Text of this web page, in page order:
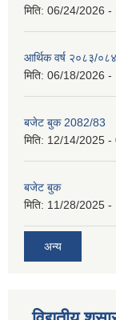
मिति: 06/24/2026 -
आर्थिक वर्ष २०८३/०८४
मिति: 06/18/2026 -
बजेट बुक 2082/83
मिति: 12/14/2025 -
बजेट बुक
मिति: 11/28/2025 -
अन्य